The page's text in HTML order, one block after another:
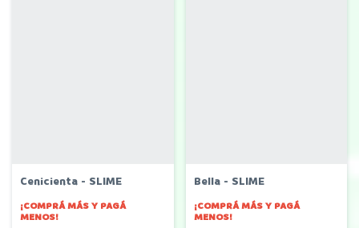
Cenicienta - SLIME
¡COMPRÁ MÁS Y PAGÁ
MENOS!
Bella - SLIME
¡COMPRÁ MÁS Y PAGÁ
MENOS!